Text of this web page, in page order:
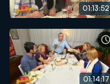
01:13:52
01:14:17